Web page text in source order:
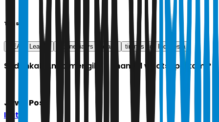
Tags
SEA V League indonesia vs thailand timnas voli Indonesia
Sudahkah Anda mengikuti channel whatsapp kami?
Jawa Pos
Ikuti